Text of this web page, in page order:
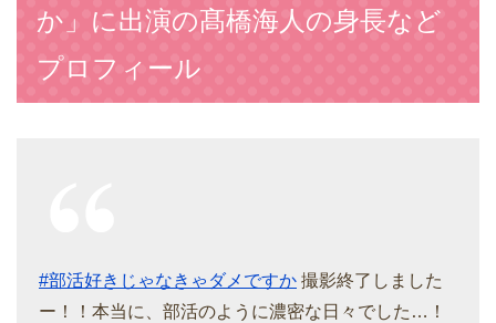
か」に出演の髙橋海人の身長など
プロフィール
#部活好きじゃなきゃダメですか 撮影終了しました
ー！！本当に、部活のように濃密な日々でした…！